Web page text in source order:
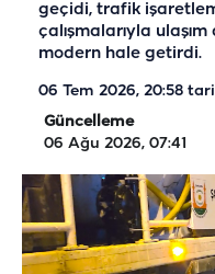
geçidi, trafik
çalışmalarıyla
modern hale getirdi.
06 Tem 2026, 20:58
Güncelleme
06 Ağu 2026, 07:41